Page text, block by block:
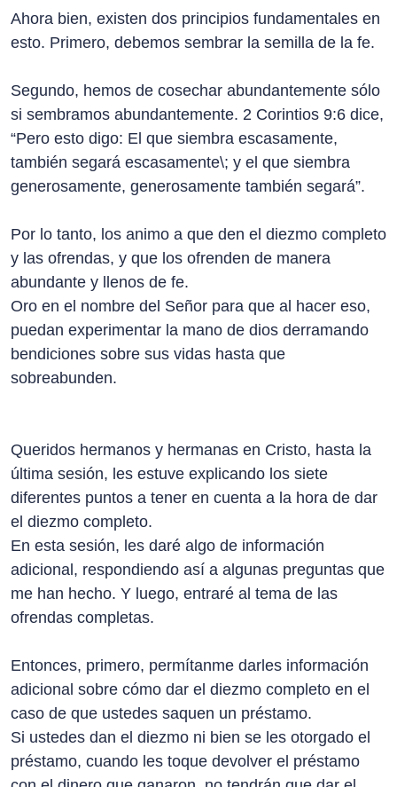
Ahora bien, existen dos principios fundamentales en
esto. Primero, debemos sembrar la semilla de la fe.
Segundo, hemos de cosechar abundantemente sólo
si sembramos abundantemente. 2 Corintios 9:6 dice,
“Pero esto digo: El que siembra escasamente,
también segará escasamente\; y el que siembra
generosamente, generosamente también segará”.
Por lo tanto, los animo a que den el diezmo completo
y las ofrendas, y que los ofrenden de manera
abundante y llenos de fe.
Oro en el nombre del Señor para que al hacer eso,
puedan experimentar la mano de dios derramando
bendiciones sobre sus vidas hasta que
sobreabunden.
Queridos hermanos y hermanas en Cristo, hasta la
última sesión, les estuve explicando los siete
diferentes puntos a tener en cuenta a la hora de dar
el diezmo completo.
En esta sesión, les daré algo de información
adicional, respondiendo así a algunas preguntas que
me han hecho. Y luego, entraré al tema de las
ofrendas completas.
Entonces, primero, permítanme darles información
adicional sobre cómo dar el diezmo completo en el
caso de que ustedes saquen un préstamo.
Si ustedes dan el diezmo ni bien se les otorgado el
préstamo, cuando les toque devolver el préstamo